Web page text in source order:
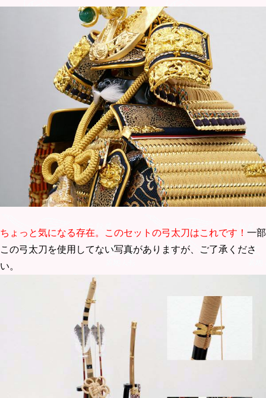
ちょっと気になる存在。このセットの弓太刀はこれです！ 一部
この弓太刀を使用してない写真がありますが、ご了承くださ
い。